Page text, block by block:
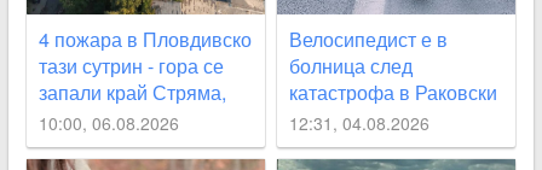
4 пожара в Пловдивско
тази сутрин - гора се
запали край Стряма,
къща - в Карлово
10:00, 06.08.2026
Велосипедист е в
болница след
катастрофа в Раковски
12:31, 04.08.2026